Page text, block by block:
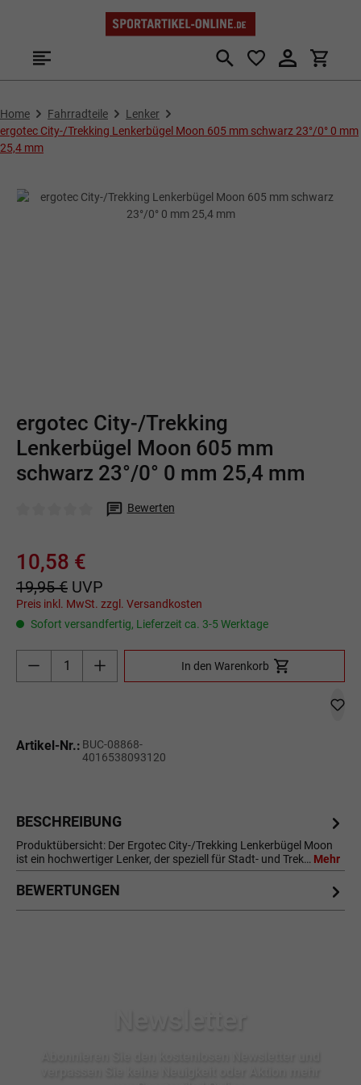
Zum Hauptinhalt springen
Home Fahrradteile
Lenker
ergotec City-/Trekking Lenkerbügel Moon 605 mm schwarz 23°/0° 0 mm
25,4 mm
ergotec City-/Trekking
Lenkerbügel Moon 605 mm
schwarz 23°/0° 0 mm 25,4 mm
Bewerten
10,58 €
19,95 € UVP
Preis inkl. MwSt. zzgl. Versandkosten
Sofort versandfertig, Lieferzeit ca. 3-5 Werktage
Produkt Anzahl: Gib den gewünschten Wert
In den Warenkorb
Artikel-Nr.: BUC-08868-
4016538093120
BESCHREIBUNG
Produktübersicht: Der Ergotec City-/Trekking Lenkerbügel Moon
ist ein hochwertiger Lenker, der speziell für Stadt- und Trek… Mehr
BEWERTUNGEN